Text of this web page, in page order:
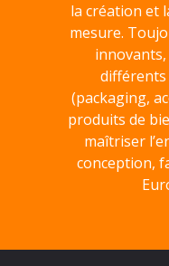
la création et
mesure.
différents
(packaging,
produits de
maîtriser
conception,